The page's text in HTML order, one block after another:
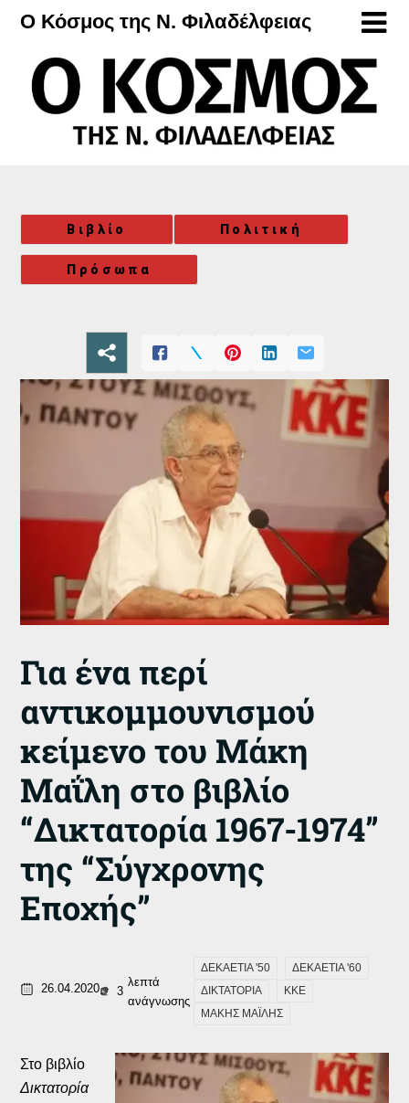
Μετάβαση
περιεχόμενο
Ο Κόσμος της Ν. Φιλαδέλφειας
Βιβλίο Πολιτική
Πρόσωπα
Για ένα περί
αντικομμουνισμού
κείμενο του Μάκη
Μαΐλη στο βιβλίο
“Δικτατορία 1967-1974”
της “Σύγχρονης
Εποχής”
26.04.2020 3
λεπτά
ανάγνωσης
ΔΕΚΑΕΤΙΑ '50
ΔΕΚΑΕΤΙΑ '60
ΔΙΚΤΑΤΟΡΙΑ
ΚΚΕ
ΜΑΚΗΣ ΜΑΪΛΗΣ
Στο βιβλίο
Δικτατορία